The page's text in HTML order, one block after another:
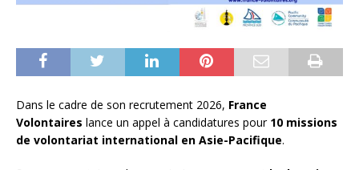
Dans le cadre de son recrutement 2026, France
Volontaires lance un appel à candidatures pour 10 missions
de volontariat international en Asie-Pacifique.